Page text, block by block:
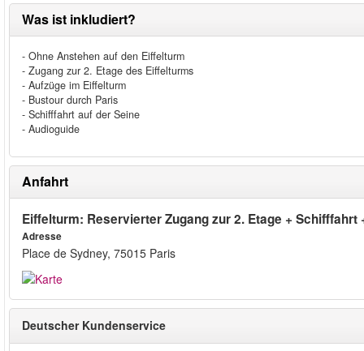
Was ist inkludiert?
- Ohne Anstehen auf den Eiffelturm
- Zugang zur 2. Etage des Eiffelturms
- Aufzüge im Eiffelturm
- Bustour durch Paris
- Schifffahrt auf der Seine
- Audioguide
Anfahrt
Eiffelturm: Reservierter Zugang zur 2. Etage + Schifffahrt
Adresse
Place de Sydney, 75015 Paris
Deutscher Kundenservice